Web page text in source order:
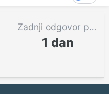
Zadnji odgovor pre
1 dan